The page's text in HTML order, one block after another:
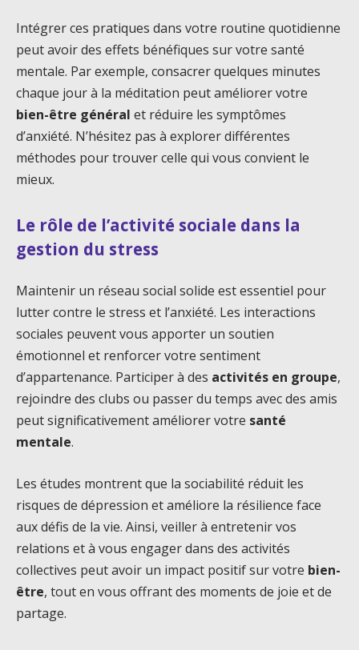
Intégrer ces pratiques dans votre routine quotidienne
peut avoir des effets bénéfiques sur votre santé
mentale. Par exemple, consacrer quelques minutes
chaque jour à la méditation peut améliorer votre
bien-être général et réduire les symptômes
d’anxiété. N’hésitez pas à explorer différentes
méthodes pour trouver celle qui vous convient le
mieux.
Le rôle de l’activité sociale dans la
gestion du stress
Maintenir un réseau social solide est essentiel pour
lutter contre le stress et l’anxiété. Les interactions
sociales peuvent vous apporter un soutien
émotionnel et renforcer votre sentiment
d’appartenance. Participer à des activités en groupe,
rejoindre des clubs ou passer du temps avec des amis
peut significativement améliorer votre santé
mentale.
Les études montrent que la sociabilité réduit les
risques de dépression et améliore la résilience face
aux défis de la vie. Ainsi, veiller à entretenir vos
relations et à vous engager dans des activités
collectives peut avoir un impact positif sur votre bien-
être, tout en vous offrant des moments de joie et de
partage.